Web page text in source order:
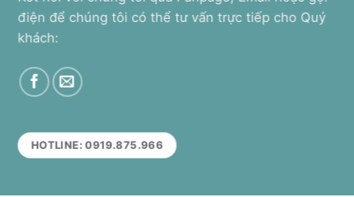
điện để chúng tôi có thể tư vấn trực tiếp cho Quý
khách:
HOTLINE: 0919.875.966